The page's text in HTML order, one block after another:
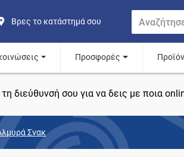
Βρες το κατάστημά σου
Προσφορές
διεύθυνσή σου για να δεις με ποια
Σνακ